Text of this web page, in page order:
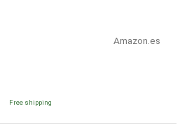
Amazon.es
Free shipping